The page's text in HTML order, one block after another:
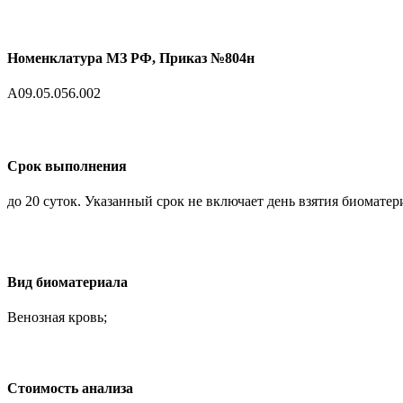
Номенклатура МЗ РФ, Приказ №804н
A09.05.056.002
Срок выполнения
до 20 суток. Указанный срок не включает день взятия
Вид биоматериала
Венозная кровь;
Cтоимость анализа